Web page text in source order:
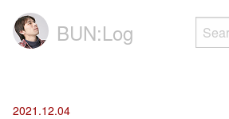
BUN:Log
2021.12.04